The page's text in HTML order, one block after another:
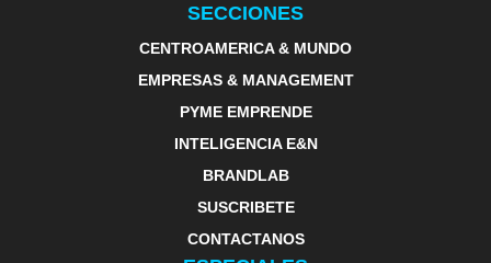
SECCIONES
CENTROAMERICA & MUNDO
EMPRESAS & MANAGEMENT
PYME EMPRENDE
INTELIGENCIA E&N
BRANDLAB
SUSCRIBETE
CONTACTANOS